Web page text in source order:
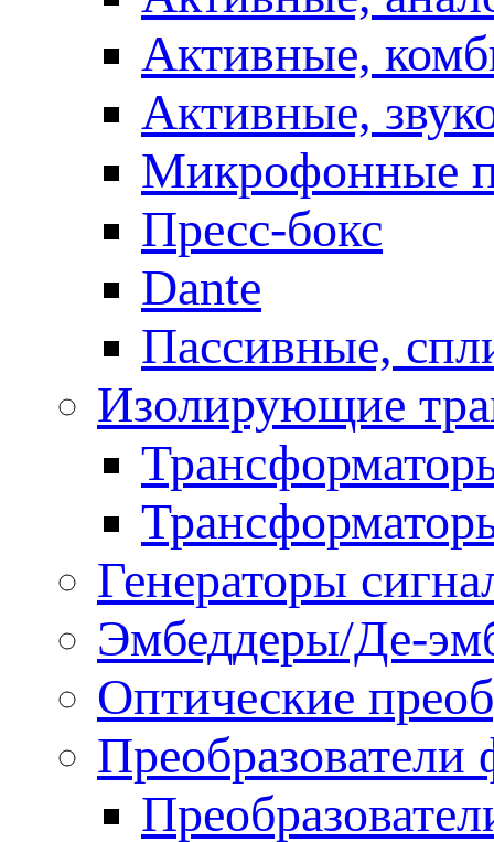
Активные,
Активные,
Микрофонные
Пресс-бокс
Dante
Пассивные,
Изолирующие
Генераторы
Эмбеддеры/Де-
Оптические
Преобразователи